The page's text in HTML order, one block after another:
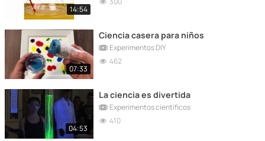
14:54
07:33
Ciencia casera para niños
Experimentos DIY
462
04:53
La ciencia es divertida
Experimentos científicos
410